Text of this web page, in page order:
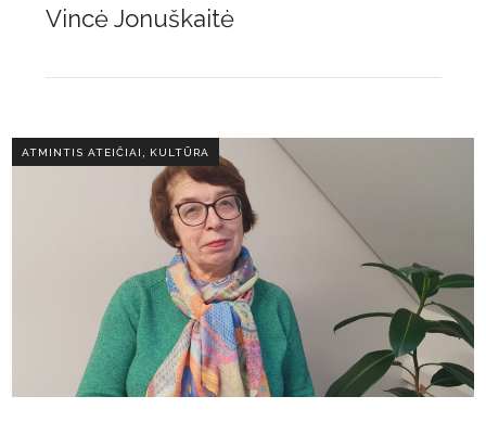
Vincė Jonuškaitė
ATMINTIS ATEIČIAI KULTŪRA